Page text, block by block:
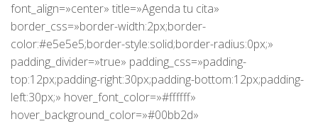
font_align=»center» title=»Agenda tu cita»
border_css=»border-width:2px;border-
color:#e5e5e5;border-style:solid;border-radius:0px;»
padding_divider=»true» padding_css=»padding-
top:12px;padding-right:30px;padding-bottom:12px;padding-
left:30px;» hover_font_color=»#ffffff»
hover_background_color=»#00bb2d»